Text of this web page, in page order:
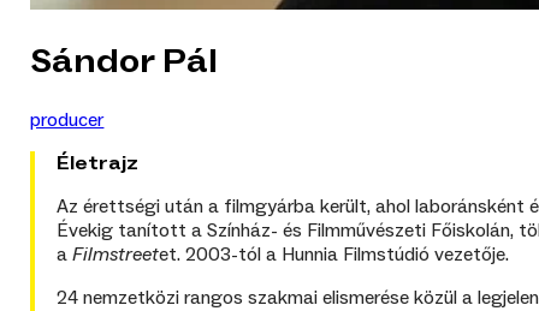
Sándor Pál
producer
Életrajz
Az érettségi után a filmgyárba került, ahol laboránsként
Évekig tanított a Színház- és Filmművészeti
a Filmstreetet. 2003-tól a Hunnia Filmstúdió vezetője.
24 nemzetközi rangos szakmai elismerése közül a